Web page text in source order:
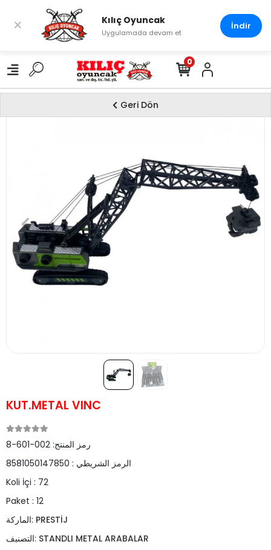
0
Geri Dön
KUT.METAL VINC
رمز المنتج: 002-601-8
الرمز الشريطي : 8581050147850
Koli İçi : 72
Paket : 12
الماركة: PRESTİJ
التصنيف: STANDLI METAL ARABALAR
× Kılıç Oyuncak
Uygulamada devam et
İndir